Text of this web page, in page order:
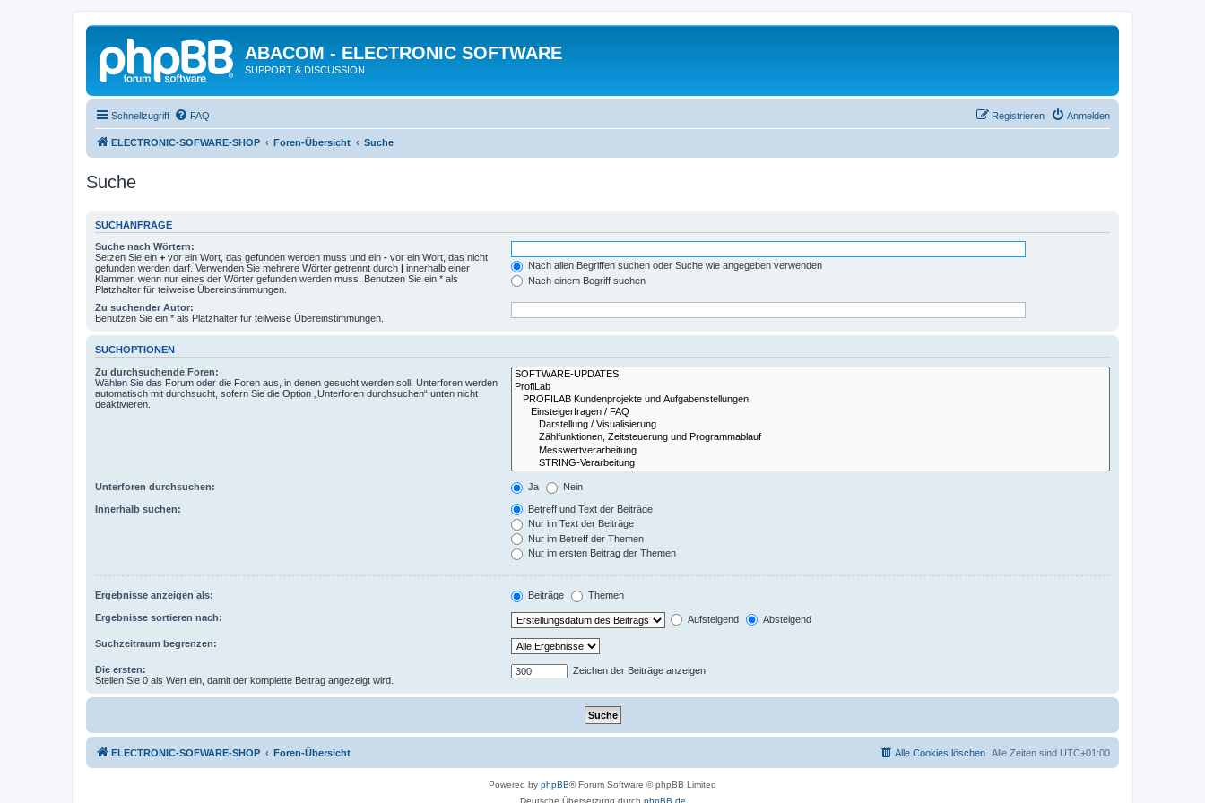
ABACOM - ELECTRONIC SOFTWARE
SUPPORT & DISCUSSION
Schnellzugriff FAQ Anmelden
Registrieren
ELECTRONIC-SOFWARE-SHOP Foren-Übersicht Suche
Suche
SUCHANFRAGE
Suche nach Wörtern:
Setzen Sie ein + vor ein Wort, das gefunden werden muss und ein - vor ein Wort, das nicht
gefunden werden darf. Verwenden Sie mehrere Wörter getrennt durch | innerhalb einer
Klammer, wenn nur eines der Wörter gefunden werden muss. Benutzen Sie ein * als
Platzhalter für teilweise Übereinstimmungen.
Nach allen Begriffen suchen oder Suche wie angegeben verwenden
Nach einem Begriff suchen
Zu suchender Autor:
Benutzen Sie ein * als Platzhalter für teilweise Übereinstimmungen.
SUCHOPTIONEN
Zu durchsuchende Foren:
Wählen Sie das Forum oder die Foren aus, in denen gesucht werden soll. Unterforen werden
automatisch mit durchsucht, sofern Sie die Option „Unterforen durchsuchen“ unten nicht
deaktivieren.
Unterforen durchsuchen: Ja Nein
Innerhalb suchen:
Betreff und Text der Beiträge
Nur im Text der Beiträge
Nur im Betreff der Themen
Nur im ersten Beitrag der Themen
Ergebnisse anzeigen als: Beiträge Themen
Ergebnisse sortieren nach: Aufsteigend Absteigend
Suchzeitraum begrenzen:
Die ersten:
Stellen Sie 0 als Wert ein, damit der komplette Beitrag angezeigt wird.
Zeichen der Beiträge anzeigen
ELECTRONIC-SOFWARE-SHOP Foren-Übersicht Alle Zeiten sind UTC+01:00
Alle Cookies löschen
Powered by phpBB® Forum Software © phpBB Limited
Deutsche Übersetzung durch phpBB.de